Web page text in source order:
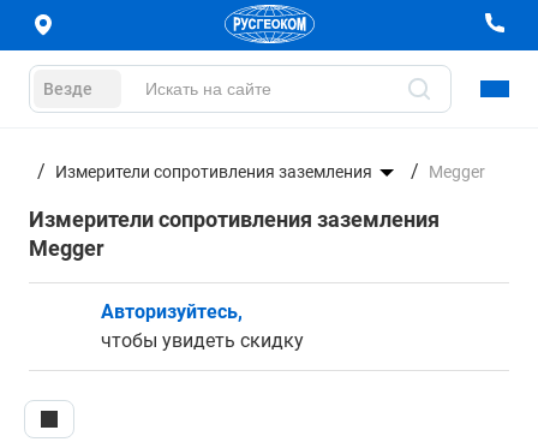
Везде
Измерители сопротивления заземления Megger
Измерители сопротивления заземления
Megger
Авторизуйтесь,
чтобы увидеть скидку